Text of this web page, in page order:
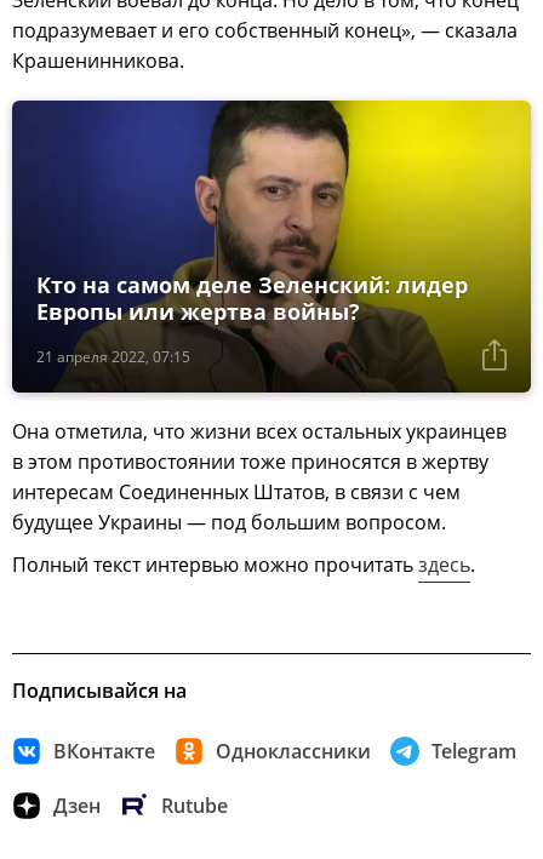
подразумевает и его собственный конец», — сказала
Крашенинникова.
21 апреля 2022, 07:15
Кто на самом деле Зеленский: лидер
Европы или жертва войны?
Она отметила, что жизни всех остальных украинцев
в этом противостоянии тоже приносятся в жертву
интересам Соединенных Штатов, в связи с чем
будущее Украины — под большим вопросом.
Полный текст интервью можно прочитатьздесь.
Подписывайся на
ВКонтакте Одноклассники Telegram
Дзен Rutube